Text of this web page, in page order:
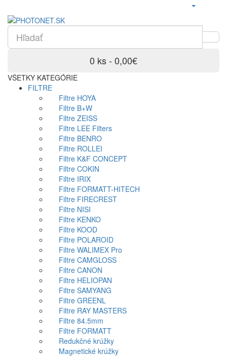
0 ks - 0,00€
VŠETKY KATEGÓRIE
FILTRE
Filtre HOYA
Filtre B+W
Filtre ZEISS
Filtre LEE Filters
Filtre BENRO
Filtre ROLLEI
Filtre K&F CONCEPT
Filtre COKIN
Filtre IRIX
Filtre FORMATT-HITECH
Filtre FIRECREST
Filtre NISI
Filtre KENKO
Filtre KOOD
Filtre POLAROID
Filtre WALIMEX Pro
Filtre CAMGLOSS
Filtre CANON
Filtre HELIOPAN
Filtre SAMYANG
Filtre GREENL
Filtre RAY MASTERS
Filtre 84.5mm
Filtre FORMATT
Redukčné krúžky
Magnetické krúžky